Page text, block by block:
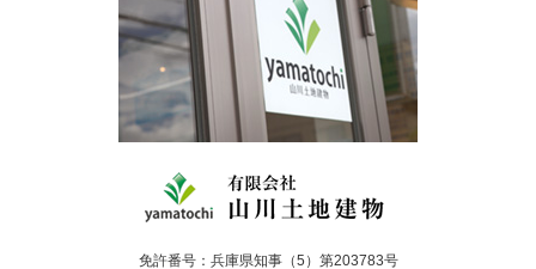
免許番号：兵庫県知事（5）第203783号